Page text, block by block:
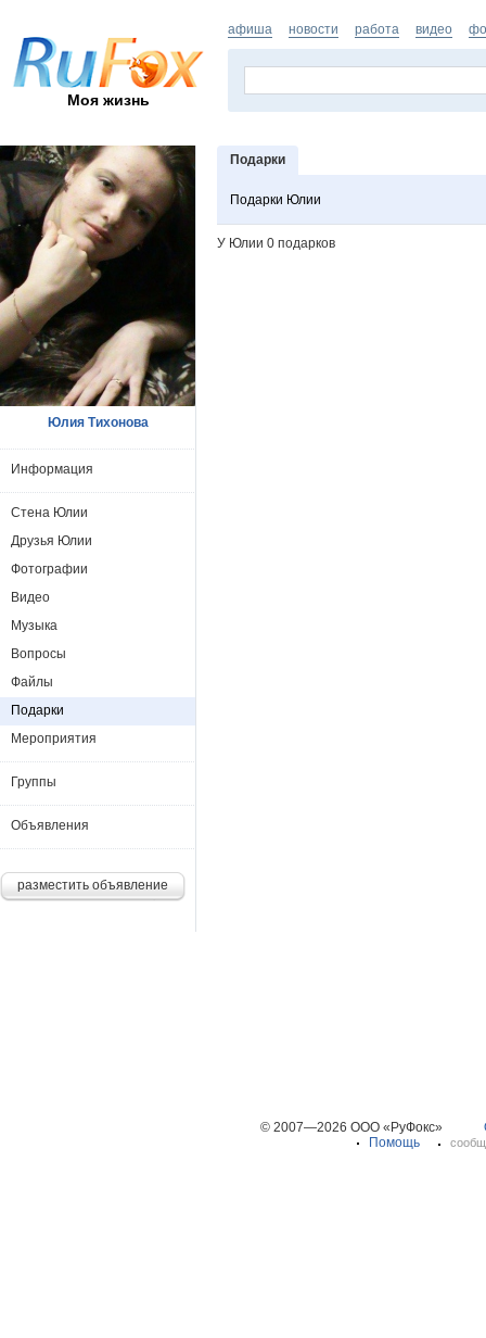
Моя жизнь
афиша новости работа видео
Подарки
Подарки Юлии
У Юлии 0 подарков
Юлия Тихонова
Информация
Стена Юлии
Друзья Юлии
Фотографии
Видео
Музыка
Вопросы
Файлы
Подарки
Мероприятия
Группы
Объявления
разместить объявление
© 2007—2026 ООО «РуФокс»
Помощь